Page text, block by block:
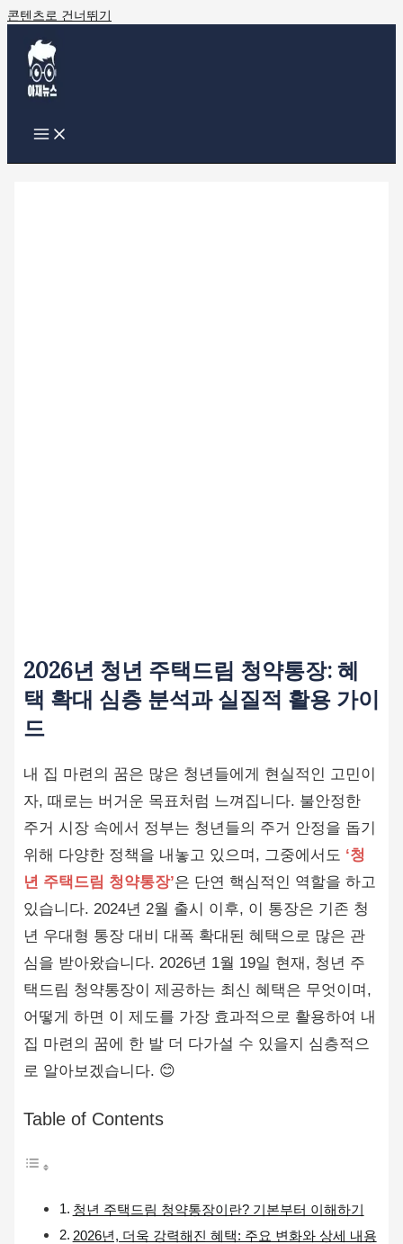
콘텐츠로 건너뛰기
2026년 청년 주택드림 청약통장: 혜
택 확대 심층 분석과 실질적 활용 가이
드
내 집 마련의 꿈은 많은 청년들에게 현실적인 고민이
자, 때로는 버거운 목표처럼 느껴집니다. 불안정한
주거 시장 속에서 정부는 청년들의 주거 안정을 돕기
위해 다양한 정책을 내놓고 있으며, 그중에서도 ‘청
년 주택드림 청약통장’은 단연 핵심적인 역할을 하고
있습니다. 2024년 2월 출시 이후, 이 통장은 기존 청
년 우대형 통장 대비 대폭 확대된 혜택으로 많은 관
심을 받아왔습니다. 2026년 1월 19일 현재, 청년 주
택드림 청약통장이 제공하는 최신 혜택은 무엇이며,
어떻게 하면 이 제도를 가장 효과적으로 활용하여 내
집 마련의 꿈에 한 발 더 다가설 수 있을지 심층적으
로 알아보겠습니다. 😊
Table of Contents
청년 주택드림 청약통장이란? 기본부터 이해하기
2026년, 더욱 강력해진 혜택: 주요 변화와 상세 내용